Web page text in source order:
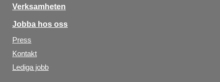
Verksamheten
Jobba hos oss
Press
Kontakt
Lediga jobb